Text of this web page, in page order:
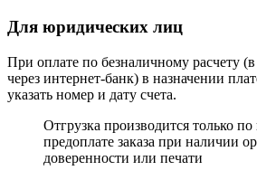
Для юридических лиц
При оплате по безналичному расчету
через интернет-банк) в назначении
указать номер и дату счета.
Отгрузка производится только
предоплате заказа при наличии
доверенности или печати